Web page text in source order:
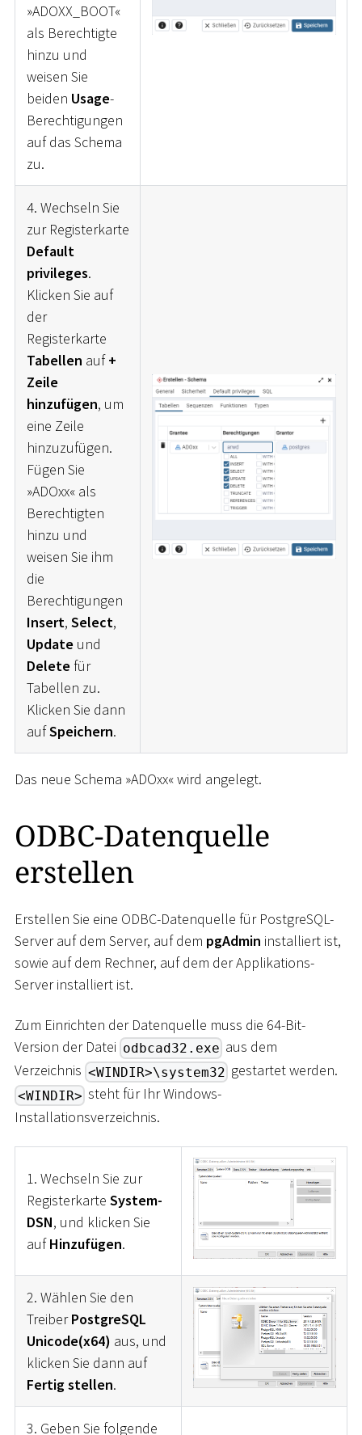
»ADOXX_BOOT«
als Berechtigte
hinzu und
weisen Sie
beiden Usage-
Berechtigungen
auf das Schema
zu.
4. Wechseln Sie
zur Registerkarte
Default
privileges.
Klicken Sie auf
der
Registerkarte
Tabellen auf+
Zeile
hinzufügen, um
eine Zeile
hinzuzufügen.
Fügen Sie
»ADOxx« als
Berechtigten
hinzu und
weisen Sie ihm
die
Berechtigungen
Insert, Select,
Update und
Delete für
Tabellen zu.
Klicken Sie dann
aufSpeichern.
Das neue Schema »ADOxx« wird angelegt.
ODBC-Datenquelle
erstellen
Erstellen Sie eine ODBC-Datenquelle für PostgreSQL-
Server auf dem Server, auf dem pgAdmin installiert ist,
sowie auf dem Rechner, auf dem der Applikations-
Server installiert ist.
Zum Einrichten der Datenquelle muss die 64-Bit-
Version der Datei odbcad32.exe aus dem
Verzeichnis <WINDIR>\system32 gestartet werden.
<WINDIR> steht für Ihr Windows-
Installationsverzeichnis.
1. Wechseln Sie zur
Registerkarte System-
DSN, und klicken Sie
aufHinzufügen.
2. Wählen Sie den
TreiberPostgreSQL
Unicode(x64) aus, und
klicken Sie dann auf
Fertig stellen.
3. Geben Sie folgende